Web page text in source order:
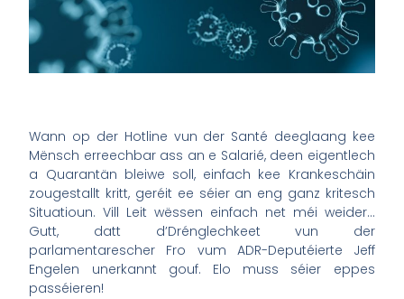
Wann op der Hotline vun der Santé deeglaang kee
Mënsch erreechbar ass an e Salarié, deen eigentlech
a Quarantän bleiwe soll, einfach kee Krankeschäin
zougestallt kritt, geréit ee séier an eng ganz kritesch
Situatioun. Vill Leit wëssen einfach net méi weider…
Gutt, datt d’Drénglechkeet vun der
parlamentarescher Fro vum ADR-Deputéierte Jeff
Engelen unerkannt gouf. Elo muss séier eppes
passéieren!